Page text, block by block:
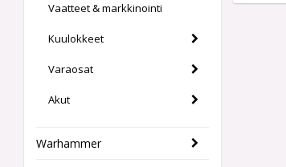
Vaatteet & markkinointi
Kuulokkeet
Varaosat
Akut
Warhammer